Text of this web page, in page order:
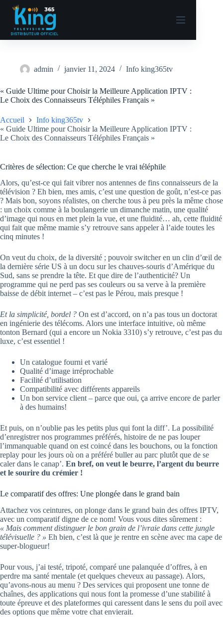
admin janvier 11, 2024 Info king365tv
« Guide Ultime pour Choisir la Meilleure Application IPTV :
Le Choix des Connaisseurs Téléphiles Français »
Accueil
Info king365tv
« Guide Ultime pour Choisir la Meilleure Application IPTV :
Le Choix des Connaisseurs Téléphiles Français »
Critères de sélection: Ce que cherche le vrai téléphile
Alors, qu’est-ce qui fait vibrer nos antennes de fins connaisseurs de la
télévision ? Eh bien, mes amis, c’est une question de goût, n’est-ce pas
? Mais bon, soyons réalistes, on cherche tous à peu près la même chose
: un choix comme à la boulangerie un dimanche matin, une qualité
d’image qui nous en met plein la vue, et une fluidité… ah, cette fluidité
qui fait que même mamie s’y retrouve sans appeler à l’aide toutes les
cinq minutes !
On veut du choix, de la diversité ; pouvoir switcher en un clin d’œil de
la dernière série US à un docu sur les chauves-souris d’Amérique du
Sud, sans se prendre la tête. Et que dire de l’authenticité? Un
programme qui ne perd pas ses couleurs ou sa verve à la première
baisse de débit internet – c’est pas le Pérou, mais presque !
Et la simplicité, bordel ? On est d’accord, on n’a pas tous un doctorat
en ingénierie des télécoms. Alors une interface intuitive, où même
tonton Bernard (qui a encore un Nokia 3310) s’y retrouve, c’est pas du
luxe, c’est essentiel !
Un catalogue fourni et varié
Qualité d’image irréprochable
Facilité d’utilisation
Compatibilité avec différents appareils
Un bon service client – parce que oui, ça arrive encore de parler
à des humains!
Et puis, on n’oublie pas les petits plus qui font la diff’. La possibilité
d’enregistrer nos programmes préférés, histoire de ne pas louper
l’immanquable quand on est coincé dans les bouchons, ou la fonction
replay pour les jours où on a préféré buller au parc plutôt que de se
caler dans le canap’. En bref, on veut le beurre, l’argent du beurre
et le sourire du crémier !
Le comparatif des offres: Une plongée dans le grand bain
Attachez vos ceintures, on plonge dans le grand bain des offres IPTV,
avec un comparatif digne de ce nom! Vous vous dites sûrement :
« Mais comment distinguer le bon grain de l’ivraie dans cette jungle
télévisuelle ? » Eh bien, c’est là que je rentre en scène avec ma cape de
super-blogueur!
Pour vous, j’ai testé, tripoté, comparé une palanquée d’offres, à en
perdre ma santé mentale (et quelques cheveux au passage). Alors,
qu’avons-nous au menu ? Des services qui proposent une tonne de
chaînes, des applications qui nous font la promesse d’une stabilité à
toute épreuve et des plateformes qui caressent dans le sens du poil avec
des options que même votre chat envierait.